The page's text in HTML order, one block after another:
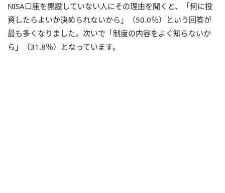
NISA口座を開設していない人にその理由を聞くと、「何に投
資したらよいか決められないから」（50.0％）という回答が
最も多くなりました。次いで「制度の内容をよく知らないか
ら」（31.8％）となっています。